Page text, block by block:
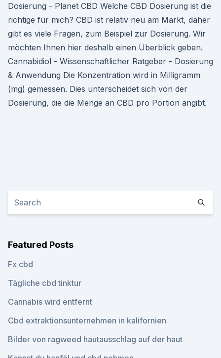
Dosierung - Planet CBD Welche CBD Dosierung ist die
richtige für mich? CBD ist relativ neu am Markt, daher
gibt es viele Fragen, zum Beispiel zur Dosierung. Wir
möchten Ihnen hier deshalb einen Überblick geben.
Cannabidiol - Wissenschaftlicher Ratgeber - Dosierung
& Anwendung Die Konzentration wird in Milligramm
(mg) gemessen. Dies unterscheidet sich von der
Dosierung, die die Menge an CBD pro Portion angibt.
Featured Posts
Fx cbd
Tägliche cbd tinktur
Cannabis wird entfernt
Cbd extraktionsunternehmen in kalifornien
Bilder von ragweed hautausschlag auf der haut